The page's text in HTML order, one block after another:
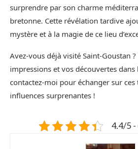
surprendre par son charme
bretonne. Cette révélation tardive
mystère et à la magie de ce lieu
Avez-vous déjà visité Saint-Goustan
impressions et vos découvertes
contactez-moi pour échanger sur
influences surprenantes !
4.4/5 -